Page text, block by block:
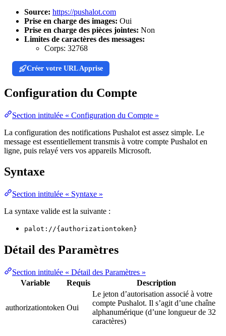
Source: https://pushalot.com
Prise en charge des images: Oui
Prise en charge des pièces jointes: Non
Limites de caractères des messages:
Corps: 32768
Créer votre URL Apprise
Configuration du Compte
Section intitulée « Configuration du Compte »
La configuration des notifications Pushalot est assez simple. Le
message est essentiellement transmis à votre compte Pushalot en
ligne, puis relayé vers vos appareils Microsoft.
Syntaxe
Section intitulée « Syntaxe »
La syntaxe valide est la suivante :
palot://{authorizationtoken}
Détail des Paramètres
Section intitulée « Détail des Paramètres »
Variable
Requis Description
authorizationtoken Oui
Le jeton d’autorisation associé à votre
compte Pushalot. Il s’agit d’une chaîne
alphanumérique (d’une longueur de 32
caractères)